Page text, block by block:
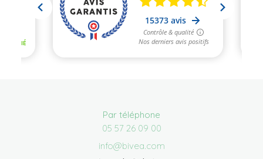
Par téléphone
05 57 26 09 00
info@bivea.com